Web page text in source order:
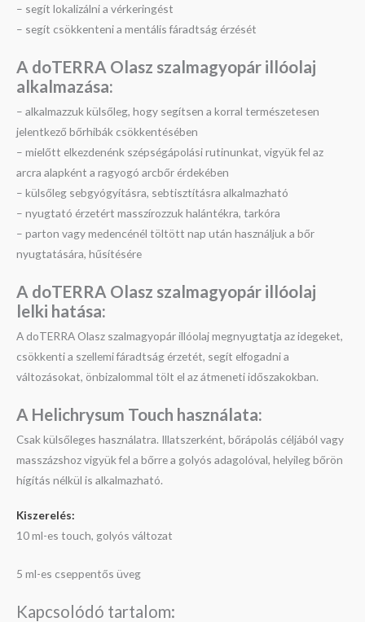
– segít lokalizálni a vérkeringést
– segít csökkenteni a mentális fáradtság érzését
A doTERRA Olasz szalmagyopár illóolaj
alkalmazása:
– alkalmazzuk külsőleg, hogy segítsen a korral természetesen
jelentkező bőrhibák csökkentésében
– mielőtt elkezdenénk szépségápolási rutinunkat, vigyük fel az
arcra alapként a ragyogó arcbőr érdekében
– külsőleg sebgyógyításra, sebtisztításra alkalmazható
– nyugtató érzetért masszírozzuk halántékra, tarkóra
– parton vagy medencénél töltött nap után használjuk a bőr
nyugtatására, hűsítésére
A doTERRA Olasz szalmagyopár illóolaj
lelki hatása:
A doTERRA Olasz szalmagyopár illóolaj megnyugtatja az idegeket,
csökkenti a szellemi fáradtság érzetét, segít elfogadni a
változásokat, önbizalommal tölt el az átmeneti időszakokban.
A Helichrysum Touch használata:
Csak külsőleges használatra. Illatszerként, bőrápolás céljából vagy
masszázshoz vigyük fel a bőrre a golyós adagolóval, helyileg bőrön
hígítás nélkül is alkalmazható.
Kiszerelés:
10 ml-es touch, golyós változat
5 ml-es cseppentős üveg
Kapcsolódó tartalom: